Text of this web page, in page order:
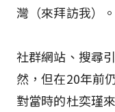
灣（來拜訪我）。
社群網站、搜尋
然，但在20年前
對當時的杜奕瑾